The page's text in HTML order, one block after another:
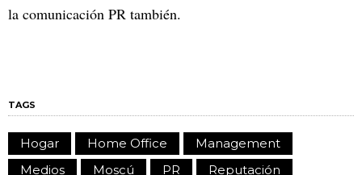
la comunicación PR también.
TAGS
Hogar Home Office
Management
Medios
Moscú PR Reputación